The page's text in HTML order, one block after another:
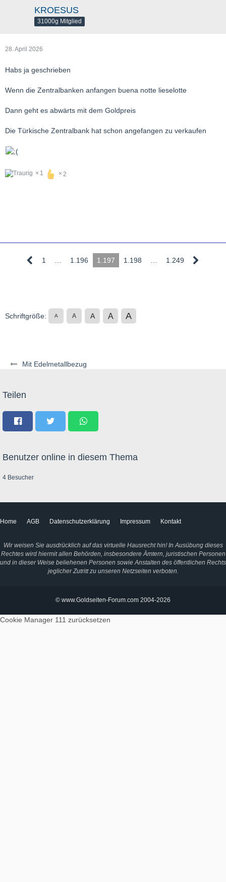
Mit Edelmetallbezug
KROESUS
31000g Mitglied
28. April 2026
Habs ja geschrieben
Wenn die Zentralbanken anfangen buena notte lieselotte
Dann geht es abwärts mit dem Goldpreis
Die Türkische Zentralbank hat schon angefangen zu verkaufen
1 2
1 1.196 1.197 1.198 1.249
Schriftgröße: A A A A A
Teilen
Benutzer online in diesem Thema
4 Besucher
Home AGB Datenschutzerklärung Impressum Kontakt
Wir weisen Sie ausdrücklich auf das virtuelle Hausrecht hin! In Ausübung dieses
Rechtes wird hiermit allen Behörden, insbesondere Ämtern, juristischen Personen
und in dieser Weise beliehenen Personen sowie Anstalten des öffentlichen Rechts
jeglicher Zutritt zu unseren Netzseiten verboten.
© www.Goldseiten-Forum.com 2004-2026
Cookie Manager 111 zurücksetzen